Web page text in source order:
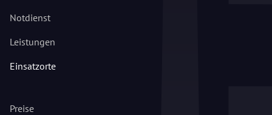
Notdienst
Leistungen
Einsatzorte
Preise